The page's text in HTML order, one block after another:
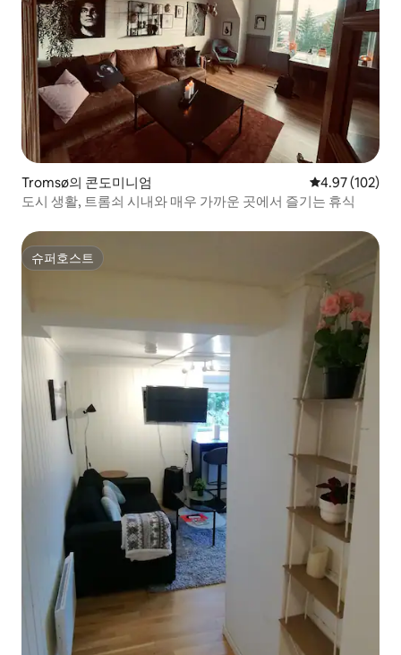
Tromsø의 콘도미니엄 평점 4.97점(5
4.97 (102)
도시 생활, 트롬쇠 시내와 매우 가까운 곳에서 즐기는 휴식
슈퍼호스트
슈퍼호스트